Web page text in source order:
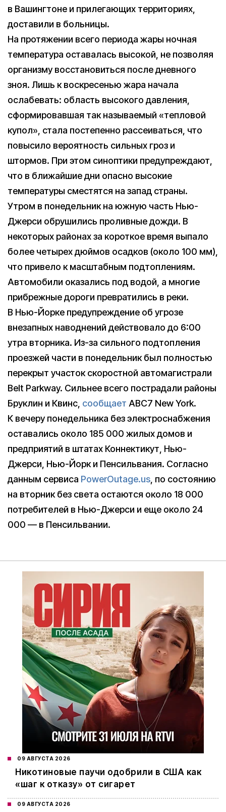
в Вашингтоне и прилегающих территориях,
доставили в больницы.
На протяжении всего периода жары ночная
температура оставалась высокой, не позволяя
организму восстановиться после дневного
зноя. Лишь к воскресенью жара начала
ослабевать: область высокого давления,
сформировавшая так называемый «тепловой
купол», стала постепенно рассеиваться, что
повысило вероятность сильных гроз и
штормов. При этом синоптики предупреждают,
что в ближайшие дни опасно высокие
температуры сместятся на запад страны.
Утром в понедельник на южную часть Нью-
Джерси обрушились проливные дожди. В
некоторых районах за короткое время выпало
более четырех дюймов осадков (около 100 мм),
что привело к масштабным подтоплениям.
Автомобили оказались под водой, а многие
прибрежные дороги превратились в реки.
В Нью-Йорке предупреждение об угрозе
внезапных наводнений действовало до 6:00
утра вторника. Из-за сильного подтопления
проезжей части в понедельник был полностью
перекрыт участок скоростной автомагистрали
Belt Parkway. Cильнее всего пострадали районы
Бруклин и Квинс, сообщает ABC7 New York.
К вечеру понедельника без электроснабжения
оставались около 185 000 жилых домов и
предприятий в штатах Коннектикут, Нью-
Джерси, Нью-Йорк и Пенсильвания. Согласно
данным сервиса PowerOutage.us, по состоянию
на вторник без света остаются около 18 000
потребителей в Нью-Джерси и еще около 24
000 — в Пенсильвании.
09 АВГУСТА 2026
Никотиновые паучи одобрили в США как
«шаг к отказу» от сигарет
09 АВГУСТА 2026